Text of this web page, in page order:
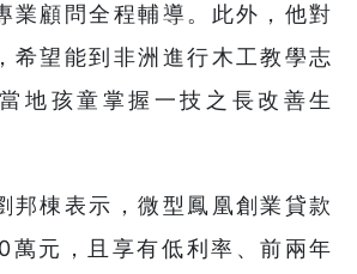
業顧問全程輔導。此外，他對
希望能到非洲進行木工教學志
地孩童掌握一技之長改善生
邦棟表示，微型鳳凰創業貸款
萬元，且享有低利率、前兩年